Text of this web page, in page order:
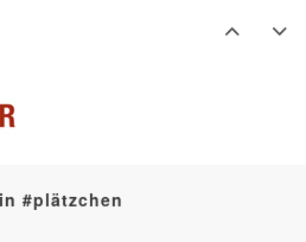
#plätzchen